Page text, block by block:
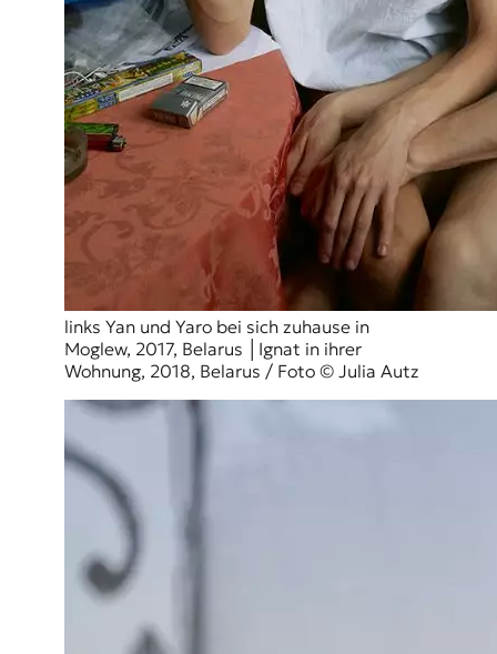
links Yan und Yaro bei sich zuhause in
Moglew, 2017, Belarus │Ignat in ihrer
Wohnung, 2018, Belarus / Foto © Julia Autz